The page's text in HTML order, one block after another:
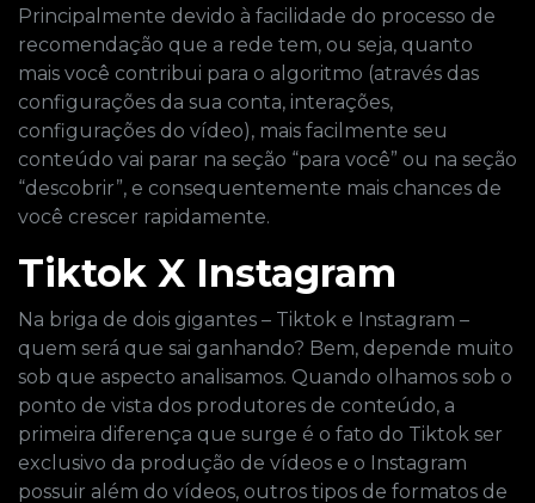
Principalmente devido à facilidade do processo de
recomendação que a rede tem, ou seja, quanto
mais você contribui para o algoritmo (através das
configurações da sua conta, interações,
configurações do vídeo), mais facilmente seu
conteúdo vai parar na seção “para você” ou na seção
“descobrir”, e consequentemente mais chances de
você crescer rapidamente.
Tiktok X Instagram
Na briga de dois gigantes – Tiktok e Instagram –
quem será que sai ganhando? Bem, depende muito
sob que aspecto analisamos. Quando olhamos sob o
ponto de vista dos produtores de conteúdo, a
primeira diferença que surge é o fato do Tiktok ser
exclusivo da produção de vídeos e o Instagram
possuir além do vídeos, outros tipos de formatos de